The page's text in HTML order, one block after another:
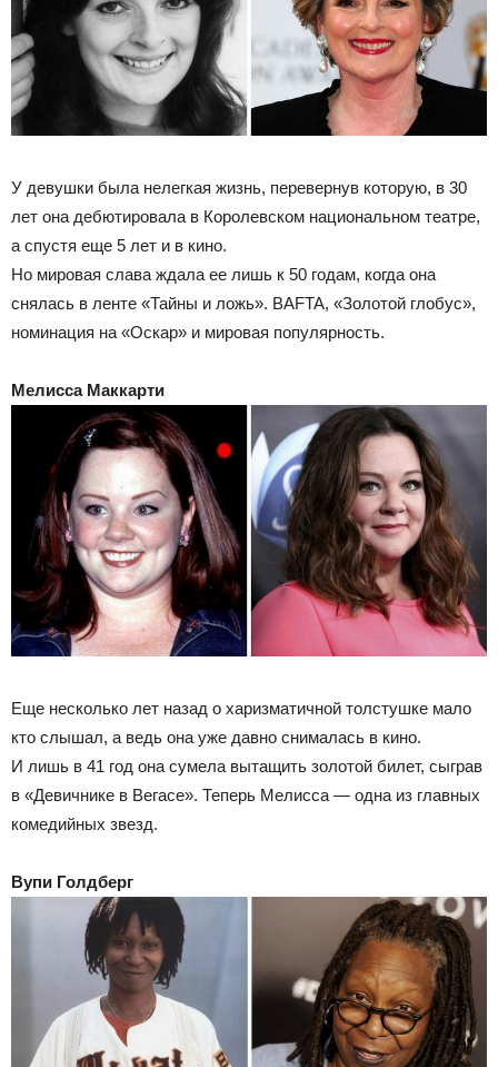
У девушки была нелегкая жизнь, перевернув которую, в 30
лет она дебютировала в Королевском национальном театре,
а спустя еще 5 лет и в кино.
Но мировая слава ждала ее лишь к 50 годам, когда она
снялась в ленте «Тайны и ложь». BAFTA, «Золотой глобус»,
номинация на «Оскар» и мировая популярность.
Мелисса Маккарти
Еще несколько лет назад о харизматичной толстушке мало
кто слышал, а ведь она уже давно снималась в кино.
И лишь в 41 год она сумела вытащить золотой билет, сыграв
в «Девичнике в Вегасе». Теперь Мелисса — одна из главных
комедийных звезд.
Вупи Голдберг